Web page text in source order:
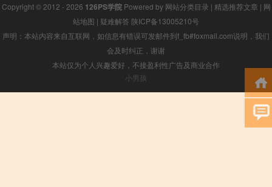
Copyright © 2012 - 2026 126PS学院Powered by 网站分类目录 | 精选推荐文章 | 网
站地图 | 疑难解答 陕ICP备13005210号
声明：本站内容来自互联网，如信息有错误可发邮件到f_fb#foxmail.com说明，我们
会及时纠正，谢谢
本站仅为个人兴趣爱好，不接盈利性广告及商业合作
小男孩